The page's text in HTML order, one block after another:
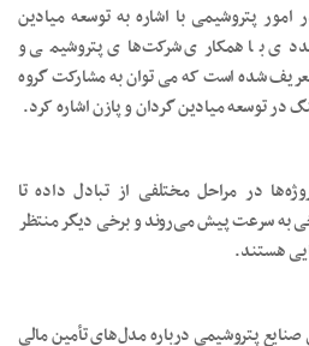
پتروشیمی با اشاره به توسعه میادین
با همکاری شرکت‌های پتروشیمی و
شده است که می توان به مشارکت گروه
در توسعه میادین گردان و پازن اشاره کرد.
در مراحل مختلفی از تبادل داده تا
به سرعت پیش می‌روند و برخی دیگر منتظر
هستند.
پتروشیمی درباره مدل‌های تأمین مالی